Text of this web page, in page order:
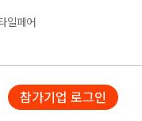
일페어
참가기업 로그인